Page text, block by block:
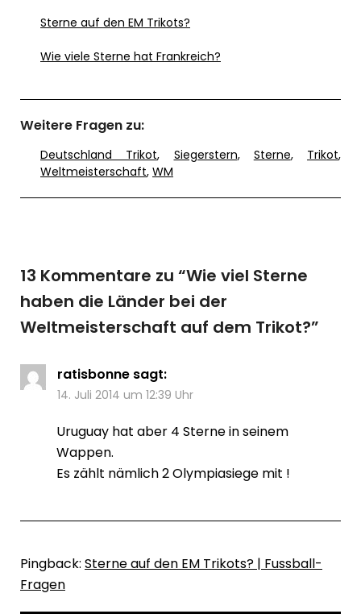
Sterne auf den EM Trikots?
Wie viele Sterne hat Frankreich?
Weitere Fragen zu:
Deutschland Trikot, Siegerstern, Sterne, Trikot,
Weltmeisterschaft, WM
13 Kommentare zu “Wie viel Sterne
haben die Länder bei der
Weltmeisterschaft auf dem Trikot?”
ratisbonne sagt:
14. Juli 2014 um 12:39 Uhr
Uruguay hat aber 4 Sterne in seinem
Wappen.
Es zählt nämlich 2 Olympiasiege mit !
Pingback: Sterne auf den EM Trikots? | Fussball-
Fragen